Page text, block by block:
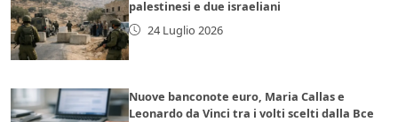
palestinesi e due israeliani
24 Luglio 2026
Nuove banconote euro, Maria Callas e
Leonardo da Vinci tra i volti scelti dalla Bce